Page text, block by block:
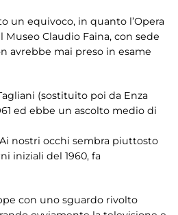
un equivoco, in quanto l’Opera
Claudio Faina, con sede
avrebbe mai preso in esame
(sostituito poi da Enza
ed ebbe un ascolto medio di
nostri occhi sembra piuttosto
iniziali del 1960, fa
con uno sguardo rivolto